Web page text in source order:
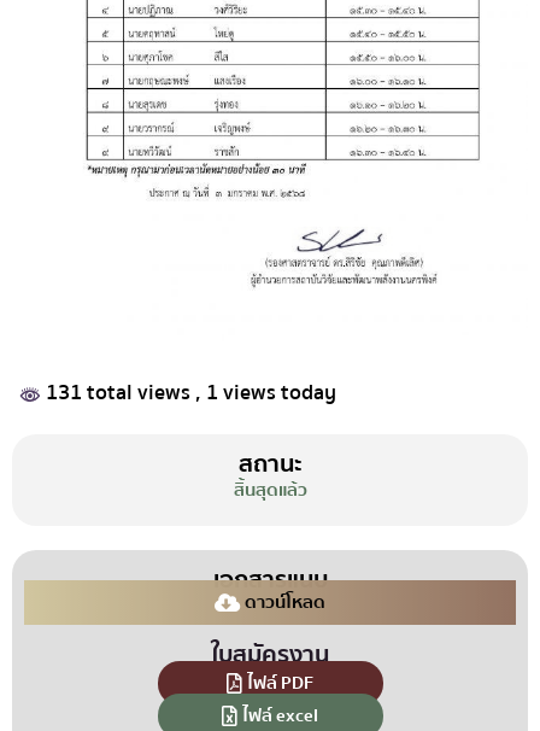
131 total views, 1 views today
สถานะ
สิ้นสุดแล้ว
เอกสารแนบ
ดาวน์โหลด
ใบสมัครงาน
ไฟล์ PDF
ไฟล์ excel